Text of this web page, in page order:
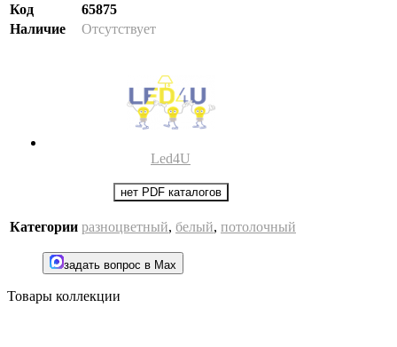
Код
65875
Наличие
Отсутствует
Led4U
нет PDF каталогов
Категории разноцветный, белый, потолочный
задать вопрос в Max
Товары коллекции